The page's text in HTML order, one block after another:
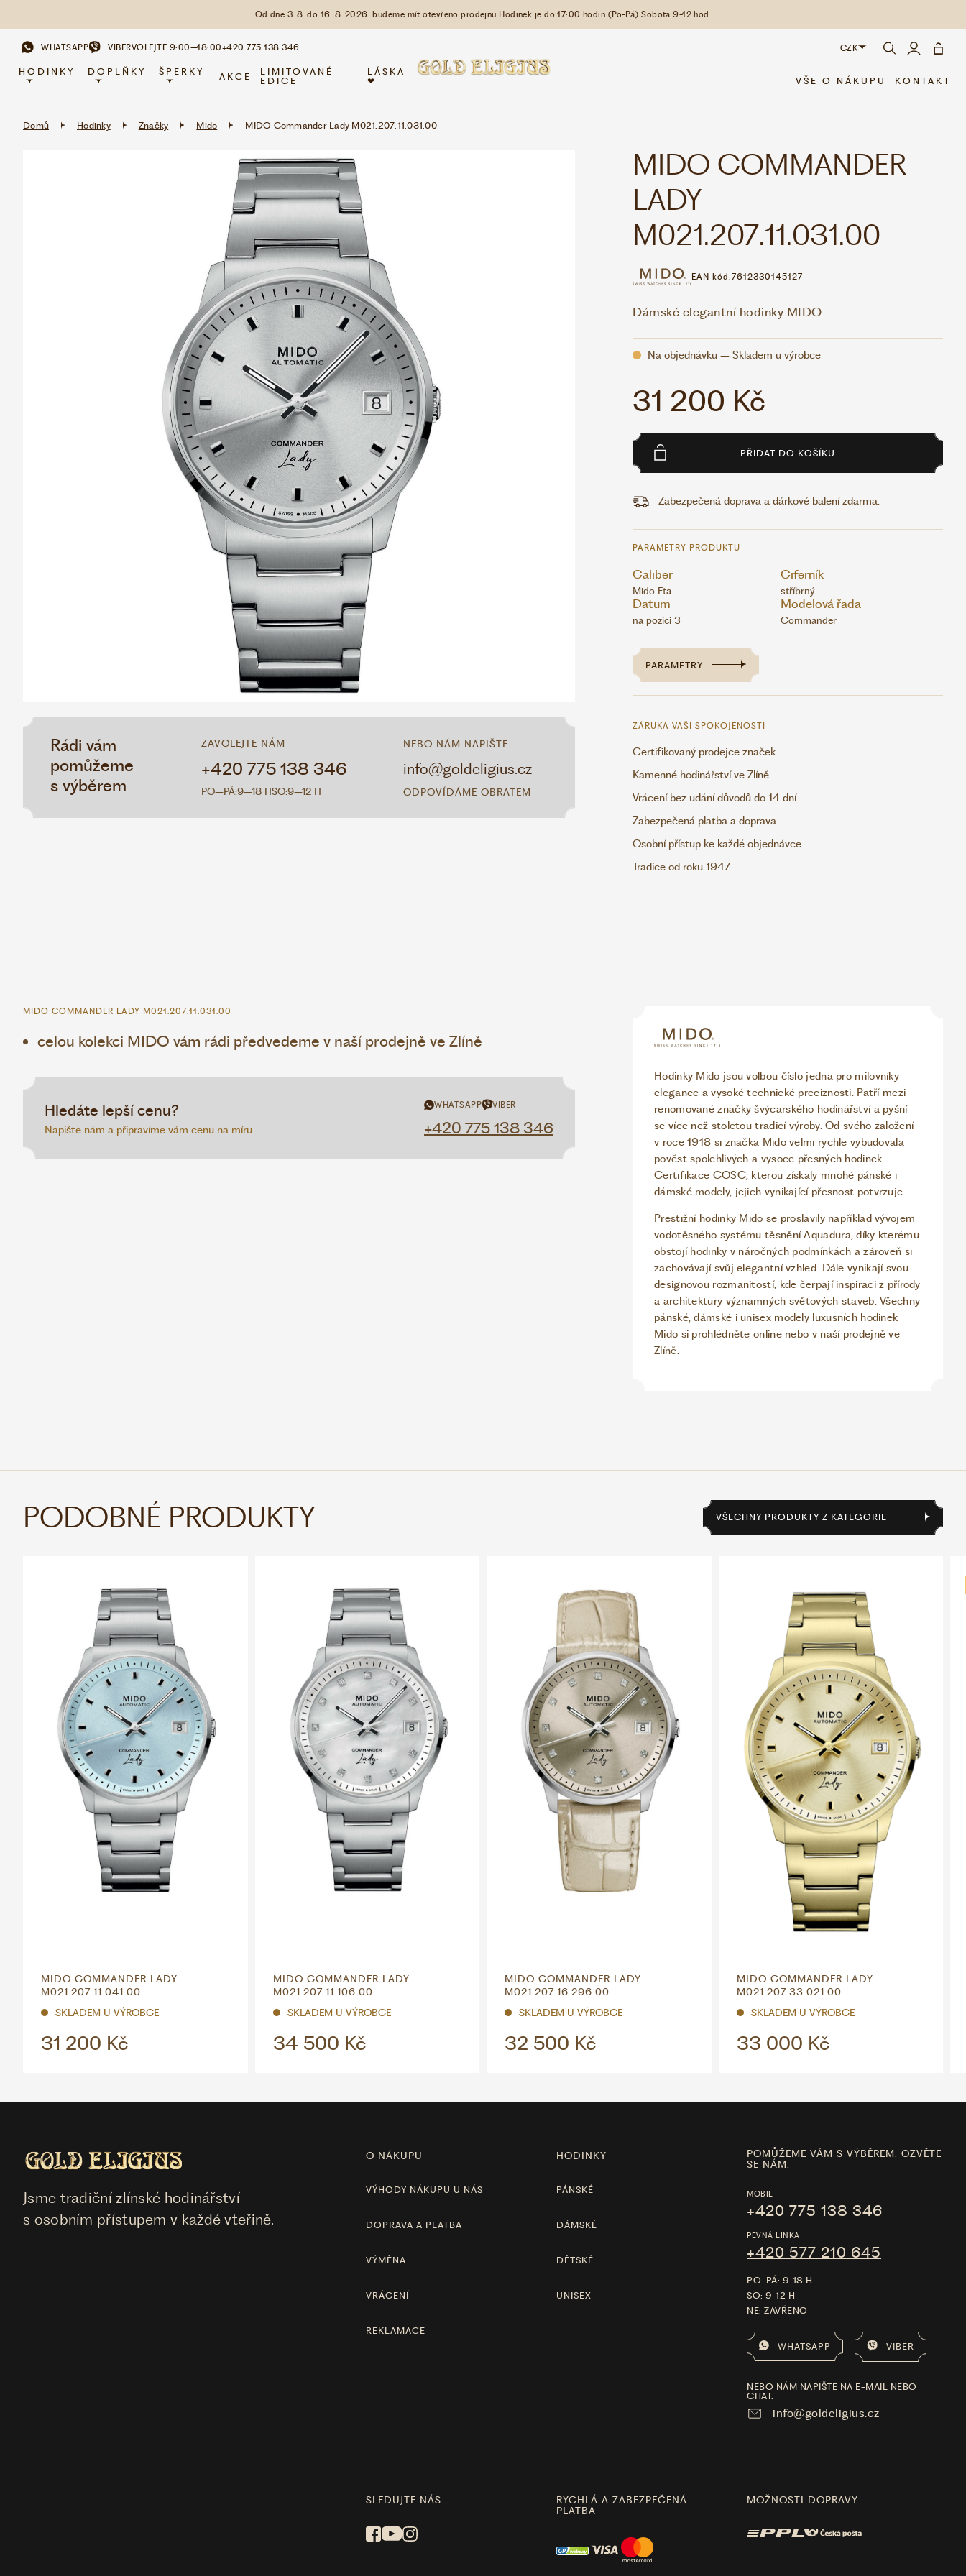
Od dne 3. 8. do 16. 8. 2026 budeme mít otevřeno prodejnu Hodinek je do 17:00 hodin (Po-Pá) Sobota 9-12 hod.
WHATSAPP VIBERVOLEJTE 9:00–18:00+420 775 138 346
HODINKY DOPLŇKY ŠPERKY AKCE
LIMITOVANÉ
EDICE
LÁSKA
❤
CZK
CZK
VŠE O NÁKUPU KONTAKT
Domů Hodinky Značky Mido MIDO Commander Lady M021.207.11.031.00
Rádi vám
pomůžeme
s výběrem
ZAVOLEJTE NÁM
+420 775 138 346
PO–PÁ:9–18 HSO:9–12 H
NEBO NÁM NAPIŠTE
info@goldeligius.cz
ODPOVÍDÁME OBRATEM
MIDO COMMANDER
LADY
M021.207.11.031.00
EAN kód:7612330145127
Dámské elegantní hodinky MIDO
Na objednávku – Skladem u výrobce
31 200 Kč
PŘIDAT DO KOŠÍKU
Zabezpečená doprava a dárkové balení zdarma.
PARAMETRY PRODUKTU
Caliber
Mido Eta
Ciferník
stříbrný
Datum
na pozici 3
Modelová řada
Commander
PARAMETRY
ZÁRUKA VAŠÍ SPOKOJENOSTI
Certifikovaný prodejce značek
Kamenné hodinářství ve Zlíně
Vrácení bez udání důvodů do 14 dní
Zabezpečená platba a doprava
Osobní přístup ke každé objednávce
Tradice od roku 1947
MIDO COMMANDER LADY M021.207.11.031.00
celou kolekci MIDO vám rádi předvedeme v naší prodejně ve Zlíně
Hledáte lepší cenu?
Napište nám a připravíme vám cenu na míru.
WHATSAPP VIBER
+420 775 138 346
Hodinky Mido jsou volbou číslo jedna pro milovníky
elegance a vysoké technické preciznosti. Patří mezi
renomované značky švýcarského hodinářství a pyšní
se více než stoletou tradicí výroby. Od svého založení
v roce 1918 si značka Mido velmi rychle vybudovala
pověst spolehlivých a vysoce přesných hodinek.
Certifikace COSC, kterou získaly mnohé pánské i
dámské modely, jejich vynikající přesnost potvrzuje.
Prestižní hodinky Mido se proslavily například vývojem
vodotěsného systému těsnění Aquadura, díky kterému
obstojí hodinky v náročných podmínkách a zároveň si
zachovávají svůj elegantní vzhled. Dále vynikají svou
designovou rozmanitostí, kde čerpají inspiraci z přírody
a architektury významných světových staveb. Všechny
pánské, dámské i unisex modely luxusních hodinek
Mido si prohlédněte online nebo v naší prodejně ve
Zlíně.
PODOBNÉ PRODUKTY VŠECHNY PRODUKTY Z KATEGORIE
MIDO COMMANDER LADY
M021.207.11.041.00
SKLADEM U VÝROBCE
31 200 Kč
MIDO COMMANDER LADY
M021.207.11.106.00
SKLADEM U VÝROBCE
34 500 Kč
MIDO COMMANDER LADY
M021.207.16.296.00
SKLADEM U VÝROBCE
32 500 Kč
MIDO COMMANDER LADY
M021.207.33.021.00
SKLADEM U VÝROBCE
33 000 Kč
Jsme tradiční zlínské hodinářství
s osobním přístupem v každé vteřině.
O NÁKUPU
VÝHODY NÁKUPU U NÁS
DOPRAVA A PLATBA
VÝMĚNA
VRÁCENÍ
REKLAMACE
HODINKY
PÁNSKÉ
DÁMSKÉ
DĚTSKÉ
UNISEX
POMŮŽEME VÁM S VÝBĚREM. OZVĚTE
SE NÁM.
MOBIL
+420 775 138 346
PEVNÁ LINKA
+420 577 210 645
PO-PÁ: 9-18 H
SO: 9-12 H
NE: ZAVŘENO
WHATSAPP VIBER
NEBO NÁM NAPIŠTE NA E-MAIL NEBO
CHAT.
info@goldeligius.cz
SLEDUJTE NÁS
RYCHLÁ A ZABEZPEČENÁ
PLATBA
MOŽNOSTI DOPRAVY